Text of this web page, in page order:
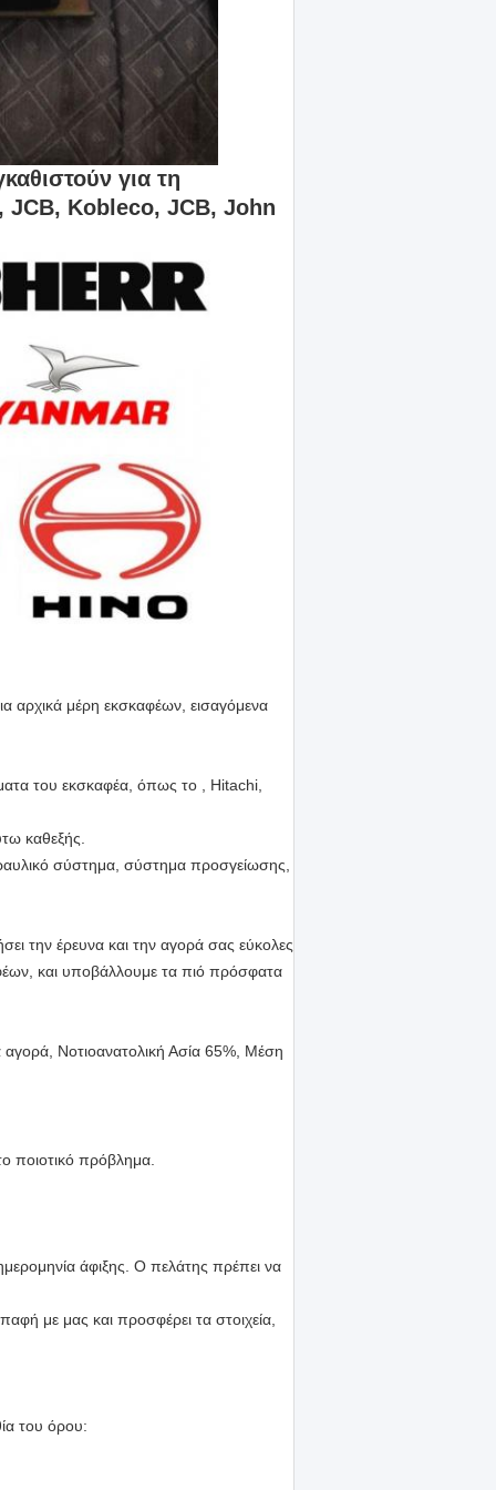
για τη
JCB, Kobleco, JCB, John
αρχικά μέρη εκσκαφέων, εισαγόμενα
του εκσκαφέα, όπως το , Hitachi,
καθεξής.
σύστημα, σύστημα προσγείωσης,
την έρευνα και την αγορά σας εύκολες
και υποβάλλουμε τα πιό πρόσφατα
Νοτιοανατολική Ασία 65%, Μέση
ποιοτικό πρόβλημα.
άφιξης. Ο πελάτης πρέπει να
με μας και προσφέρει τα στοιχεία,
του όρου: